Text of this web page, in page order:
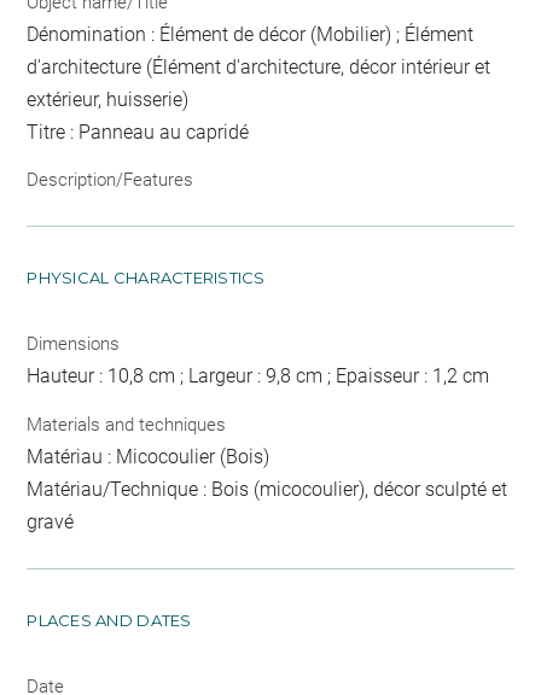
Dénomination : Élément de décor (Mobilier) ; Élément
d'architecture (Élément d'architecture, décor intérieur et
extérieur, huisserie)
Titre : Panneau au capridé
Description/Features
PHYSICAL CHARACTERISTICS
Dimensions
Hauteur : 10,8 cm ; Largeur : 9,8 cm ; Epaisseur : 1,2 cm
Materials and techniques
Matériau : Micocoulier (Bois)
Matériau/Technique : Bois (micocoulier), décor sculpté et
gravé
PLACES AND DATES
Date